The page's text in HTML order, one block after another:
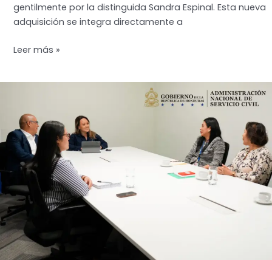
gentilmente por la distinguida Sandra Espinal. Esta nueva
adquisición se integra directamente a
UPI
con
importante
donación
de
minerales
Leer más »